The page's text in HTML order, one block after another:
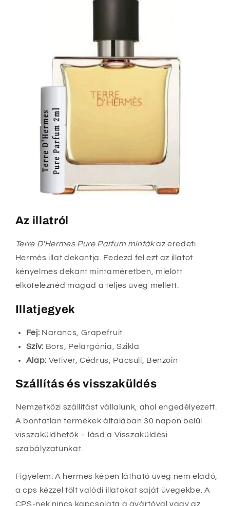
Az illatról
Terre D'Hermes Pure Parfum mintákaz eredeti
Hermès illat dekantja. Fedezd fel ezt az illatot
kényelmes dekant mintaméretben, mielőtt
elköteleznéd magad a teljes üveg mellett.
Illatjegyek
Fej: Narancs, Grapefruit
Szív: Bors, Pelargónia, Szikla
Alap: Vetiver, Cédrus, Pacsuli, Benzoin
Szállítás és visszaküldés
Nemzetközi szállítást vállalunk, ahol engedélyezett.
A bontatlan termékek általában 30 napon belül
visszaküldhetők – lásd a Visszaküldési
szabályzatunkat.
Figyelem: A hermes képen látható üveg nem eladó,
a cps kézzel tölt valódi illatokat saját üvegekbe. A
CPS-nek nincs kapcsolata a gyártóval vagy az